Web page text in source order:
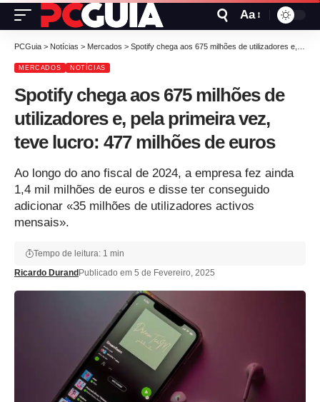
Aa
PCGuia > Notícias > Mercados > Spotify chega aos 675 milhões de utilizadores e, pela primeira vez, teve lucro: 477 milhões de euros
MERCADOS NOTÍCIAS
Spotify chega aos 675 milhões de
utilizadores e, pela primeira vez,
teve lucro: 477 milhões de euros
Ao longo do ano fiscal de 2024, a empresa fez ainda
1,4 mil milhões de euros e disse ter conseguido
adicionar «35 milhões de utilizadores activos
mensais».
Ricardo Durand Publicado em 5 de Fevereiro, 2025
Tempo de leitura: 1 min